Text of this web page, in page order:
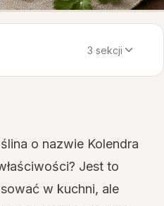
3 sekcji
o nazwie Kolendra
Jest to
w kuchni, ale